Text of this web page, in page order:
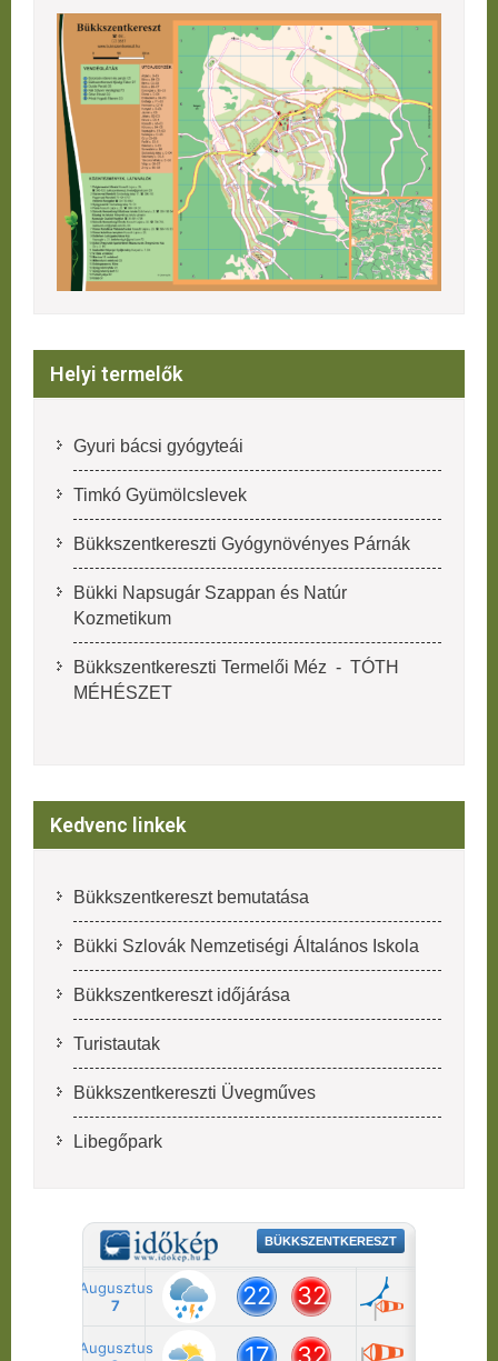
Helyi termelők
Gyuri bácsi gyógyteái
Timkó Gyümölcslevek
Bükkszentkereszti Gyógynövényes Párnák
Bükki Napsugár Szappan és Natúr
Kozmetikum
Bükkszentkereszti Termelői Méz - TÓTH
MÉHÉSZET
Kedvenc linkek
Bükkszentkereszt bemutatása
Bükki Szlovák Nemzetiségi Általános Iskola
Bükkszentkereszt időjárása
Turistautak
Bükkszentkereszti Üvegműves
Libegőpark